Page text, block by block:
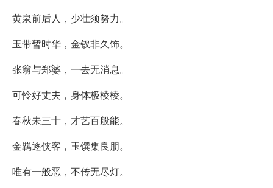
黄泉前后人，少壮须努力。
玉带暂时华，金钗非久饰。
张翁与郑婆，一去无消息。
可怜好丈夫，身体极棱棱。
春秋未三十，才艺百般能。
金羁逐侠客，玉馔集良朋。
唯有一般恶，不传无尽灯。